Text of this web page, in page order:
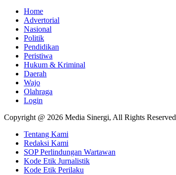
Home
Advertorial
Nasional
Politik
Pendidikan
Peristiwa
Hukum & Kriminal
Daerah
Wajo
Olahraga
Login
Copyright @ 2026 Media Sinergi, All Rights Reserved
Tentang Kami
Redaksi Kami
SOP Perlindungan Wartawan
Kode Etik Jurnalistik
Kode Etik Perilaku